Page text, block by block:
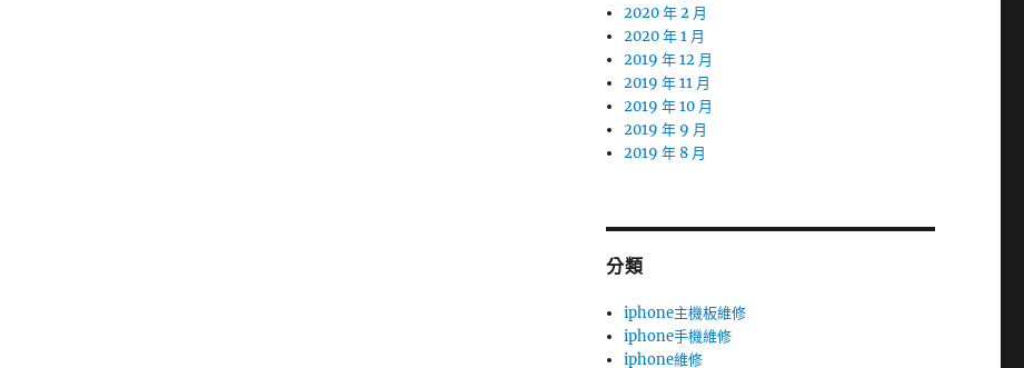
2020 年 2 月
2020 年 1 月
2019 年 12 月
2019 年 11 月
2019 年 10 月
2019 年 9 月
2019 年 8 月
分類
iphone主機板維修
iphone手機維修
iphone維修